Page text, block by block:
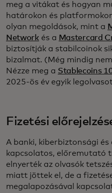
meg a vitákat és hogyan
határokon és
olyan megoldások, mint a
Network és a Mastercard
biztosítják a stabilcoinok
bizalmat. (Még mindig
Nézze meg a Stablecoins
2025-ös év egyik
Fizetési
A banki, kiberbiztonsági és
kapcsolatos, előremutató
elnyerték az olvasók
miatt jöttek el, de a
megalapozásával